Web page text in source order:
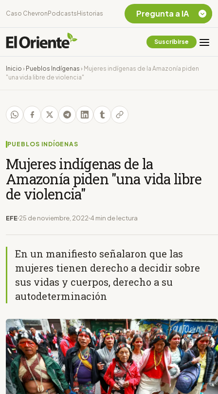
Caso Chevron Podcasts Historias
Suscribirse
Inicio › Pueblos Indígenas › Mujeres indígenas de la Amazonía piden
"una vida libre de violencia"
PUEBLOS INDÍGENAS
Mujeres indígenas de la
Amazonía piden "una vida libre
de violencia"
EFE 25 de noviembre, 2022 4 min de lectura
En un manifiesto señalaron que las
mujeres tienen derecho a decidir sobre
sus vidas y cuerpos, derecho a su
autodeterminación
Pregunta a IA
Chevron Ecuador